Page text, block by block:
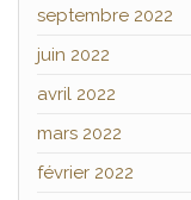
septembre 2022
juin 2022
avril 2022
mars 2022
février 2022